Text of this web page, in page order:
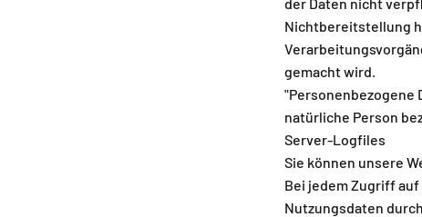
Nichtbereitstellung
gemacht wird.
"Personenbezogene
natürliche Person
Server-Logfiles
Sie können unsere
Bei jedem Zugriff
Nutzungsdaten